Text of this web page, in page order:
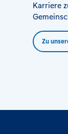
Filiale
Filiale
Karriere
Zu